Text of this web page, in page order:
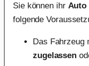
Sie können ihr Auto
folgende
Das Fahrzeug
zugelassen